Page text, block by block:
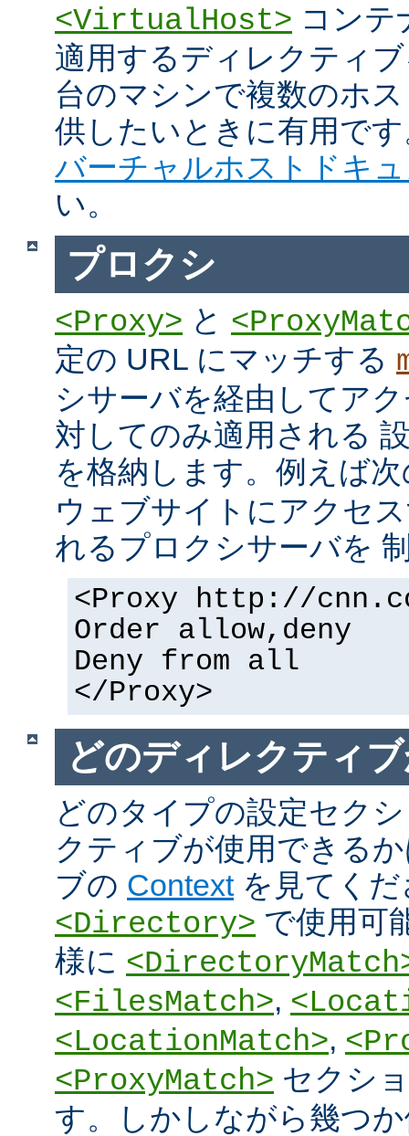
<VirtualHost> コンテ
適用するディレクティ
台のマシンで複数のホ
供したいときに有用で
バーチャルホストドキ
い。
プロクシ
<Proxy> と
定の URL にマッチする
シサーバを経由してア
対してのみ適用される
を格納します。例えば
ウェブサイトにアクセ
れるプロクシサーバを
<Proxy http://
Order allow,deny
Deny from all
</Proxy>
どのディレクティ
どのタイプの設定セク
クティブが使用できる
ブの Contextを見てくだ
<Directory> で使用可
様に
<FilesMatch>,
<LocationMatch>,
<ProxyMatch> セクシ
す。しかしながら幾つ